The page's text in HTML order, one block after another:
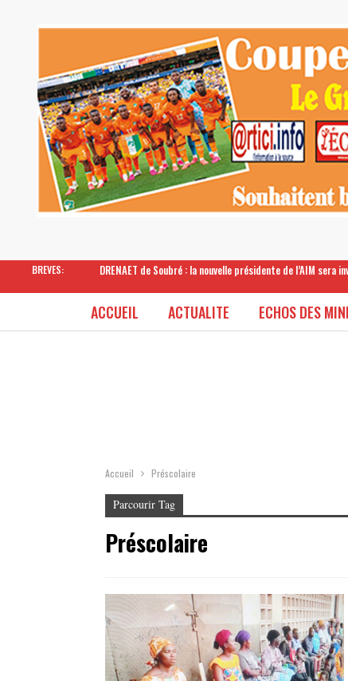
BREVES: DRENAET de Soubré : la nouvelle présidente de l’AIM
ACCUEIL ACTUALITE ECHOS DES
Accueil Préscolaire
Parcourir Tag
Préscolaire